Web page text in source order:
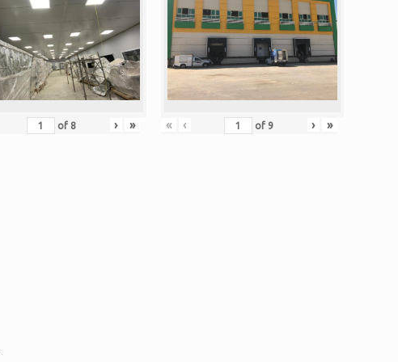
of 8 › » « ‹ of 9 › »